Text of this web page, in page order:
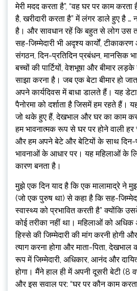
मेरी मदद करता है”, “वह घर पर काम
है, खरीदारी करता है” में लंगर डाले हुए है …
है। और सावधान रहें कि बहुत से लोग उस
सह-जिम्मेदारी भी अदृश्य कार्यों,
संगठन, दिन-प्रतिदिन प्रबंधन, मानसिक
बच्चों की पार्टियों, वेशभूषा और बीमार
साझा करना है। जब एक बेटा बीमार हो
अपने कार्यदिवस में बाधा डालते हैं। यह
पैनोरमा को दर्शाता है जिसमें हम रहते हैं।
जो थके हुए हैं, देखभाल और घर का काम
हम भावनात्मक रूप से घर पर होने वाली
और हम अपने बेटे और बेटियों के साथ दिन-
भावनाओं के आधार पर। यह महिलाओं के
कारण बनता है।
मुझे एक दिन याद है कि एक मालामाद्रे ने
(जो एक पुरुष था) से कहा है कि सह-
स्वास्थ्य को प्रभावित करती है” क्योंकि
कोई तरीका नहीं था। महिलाओं को अधिक
हिस्से की जिम्मेदारी की मांग करनी होगी
त्याग करना होगा और माता-पिता,
रूप में जिम्मेदारी, अधिकार, आनंद और
होगा। मैंने हाल ही में अपनी दूसरी बेटी (8
और इस सवाल पर: “घर पर कौन काम